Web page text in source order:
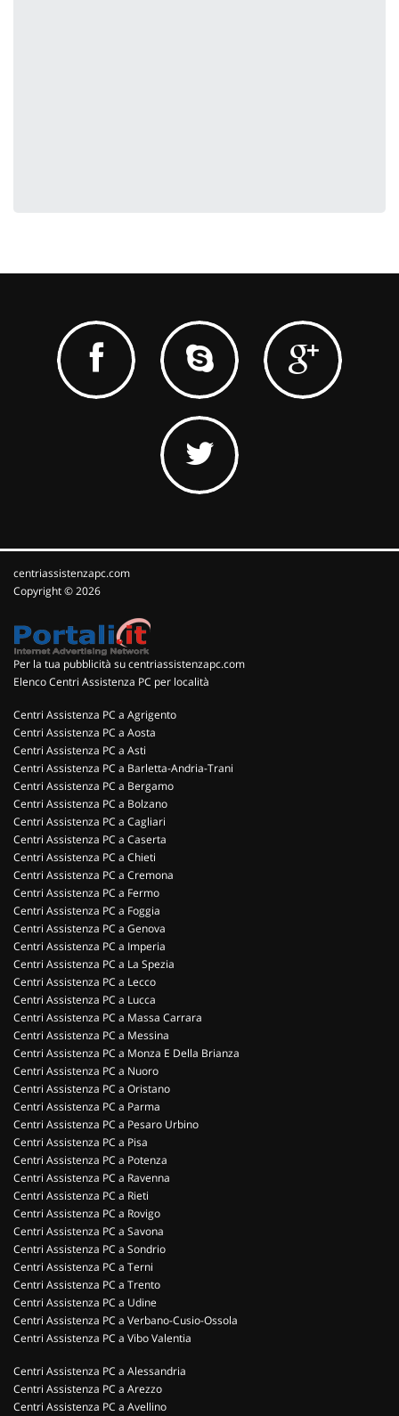
centriassistenzapc.com
Copyright © 2026
Per la tua pubblicità su centriassistenzapc.com
Elenco Centri Assistenza PC per località
Centri Assistenza PC a Agrigento
Centri Assistenza PC a Aosta
Centri Assistenza PC a Asti
Centri Assistenza PC a Barletta-Andria-Trani
Centri Assistenza PC a Bergamo
Centri Assistenza PC a Bolzano
Centri Assistenza PC a Cagliari
Centri Assistenza PC a Caserta
Centri Assistenza PC a Chieti
Centri Assistenza PC a Cremona
Centri Assistenza PC a Fermo
Centri Assistenza PC a Foggia
Centri Assistenza PC a Genova
Centri Assistenza PC a Imperia
Centri Assistenza PC a La Spezia
Centri Assistenza PC a Lecco
Centri Assistenza PC a Lucca
Centri Assistenza PC a Massa Carrara
Centri Assistenza PC a Messina
Centri Assistenza PC a Monza E Della Brianza
Centri Assistenza PC a Nuoro
Centri Assistenza PC a Oristano
Centri Assistenza PC a Parma
Centri Assistenza PC a Pesaro Urbino
Centri Assistenza PC a Pisa
Centri Assistenza PC a Potenza
Centri Assistenza PC a Ravenna
Centri Assistenza PC a Rieti
Centri Assistenza PC a Rovigo
Centri Assistenza PC a Savona
Centri Assistenza PC a Sondrio
Centri Assistenza PC a Terni
Centri Assistenza PC a Trento
Centri Assistenza PC a Udine
Centri Assistenza PC a Verbano-Cusio-Ossola
Centri Assistenza PC a Vibo Valentia
Centri Assistenza PC a Alessandria
Centri Assistenza PC a Arezzo
Centri Assistenza PC a Avellino